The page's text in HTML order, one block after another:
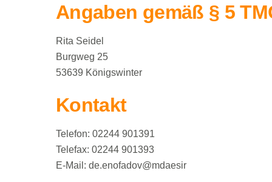
Angaben gemäß § 5
Rita Seidel
Burgweg 25
53639 Königswinter
Kontakt
Telefon: 02244 901391
Telefax: 02244 901393
E-Mail: de.enofadov@mdaesir